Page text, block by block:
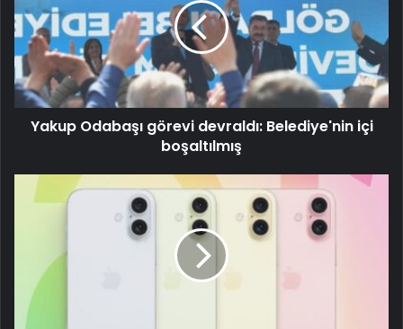
Yakup Odabaşı görevi devraldı: Belediye'nin içi
boşaltılmış